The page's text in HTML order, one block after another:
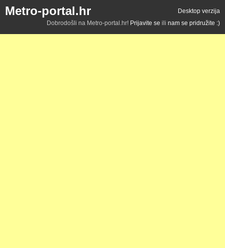
Metro-portal.hr
Desktop verzija
Dobrodošli na Metro-portal.hr! Prijavite se ili nam se pridružite :)